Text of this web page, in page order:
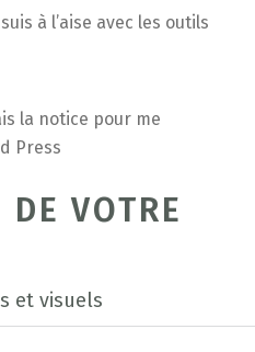
à l’aise avec les outils
la notice pour me
Press
DE VOTRE
et visuels